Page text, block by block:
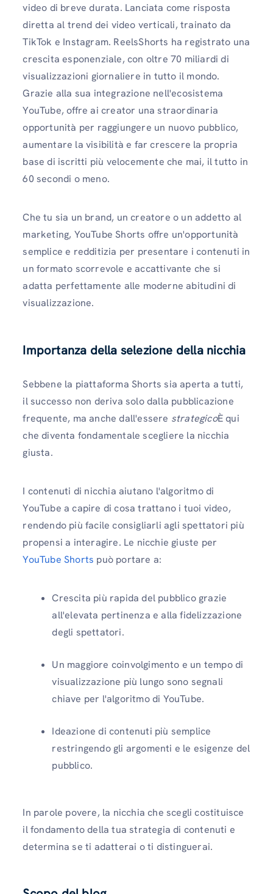
video di breve durata. Lanciata come risposta
diretta al trend dei video verticali, trainato da
TikTok e Instagram. ReelsShorts ha registrato una
crescita esponenziale, con oltre 70 miliardi di
visualizzazioni giornaliere in tutto il mondo.
Grazie alla sua integrazione nell'ecosistema
YouTube, offre ai creator una straordinaria
opportunità per raggiungere un nuovo pubblico,
aumentare la visibilità e far crescere la propria
base di iscritti più velocemente che mai, il tutto in
60 secondi o meno.
Che tu sia un brand, un creatore o un addetto al
marketing, YouTube Shorts offre un'opportunità
semplice e redditizia per presentare i contenuti in
un formato scorrevole e accattivante che si
adatta perfettamente alle moderne abitudini di
visualizzazione.
Importanza della selezione della nicchia
Sebbene la piattaforma Shorts sia aperta a tutti,
il successo non deriva solo dalla pubblicazione
frequente, ma anche dall'essere strategicoÈ qui
che diventa fondamentale scegliere la nicchia
giusta.
I contenuti di nicchia aiutano l'algoritmo di
YouTube a capire di cosa trattano i tuoi video,
rendendo più facile consigliarli agli spettatori più
propensi a interagire. Le nicchie giuste per
YouTube Shorts può portare a:
Crescita più rapida del pubblico grazie
all'elevata pertinenza e alla fidelizzazione
degli spettatori.
Un maggiore coinvolgimento e un tempo di
visualizzazione più lungo sono segnali
chiave per l'algoritmo di YouTube.
Ideazione di contenuti più semplice
restringendo gli argomenti e le esigenze del
pubblico.
In parole povere, la nicchia che scegli costituisce
il fondamento della tua strategia di contenuti e
determina se ti adatterai o ti distinguerai.